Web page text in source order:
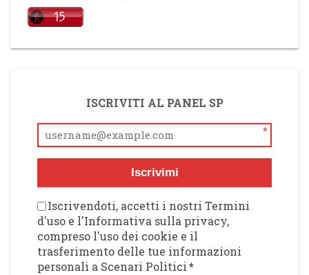
ISCRIVITI AL PANEL SP
*
Iscrivimi
Iscrivendoti, accetti i nostri Termini
d'uso e l'Informativa sulla privacy,
compreso l'uso dei cookie e il
trasferimento delle tue informazioni
personali a Scenari Politici*